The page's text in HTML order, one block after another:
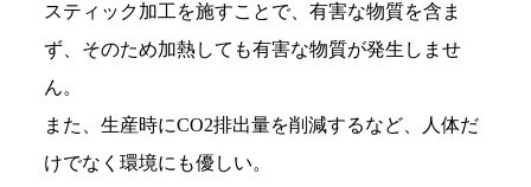
スティック加工を施すことで、有害な物質を含ま
ず、そのため加熱しても有害な物質が発生しませ
ん。
また、生産時にCO2排出量を削減するなど、人体だ
けでなく環境にも優しい。